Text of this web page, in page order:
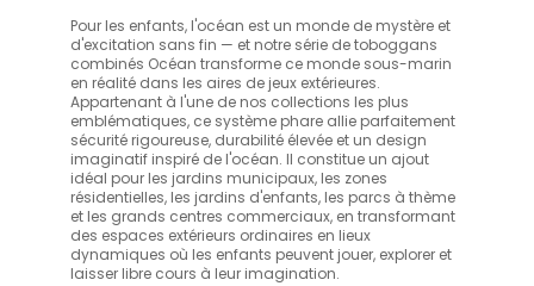
Pour les enfants, l'océan est un monde de mystère et
d'excitation sans fin — et notre série de toboggans
combinés Océan transforme ce monde sous-marin
en réalité dans les aires de jeux extérieures.
Appartenant à l'une de nos collections les plus
emblématiques, ce système phare allie parfaitement
sécurité rigoureuse, durabilité élevée et un design
imaginatif inspiré de l'océan. Il constitue un ajout
idéal pour les jardins municipaux, les zones
résidentielles, les jardins d'enfants, les parcs à thème
et les grands centres commerciaux, en transformant
des espaces extérieurs ordinaires en lieux
dynamiques où les enfants peuvent jouer, explorer et
laisser libre cours à leur imagination.